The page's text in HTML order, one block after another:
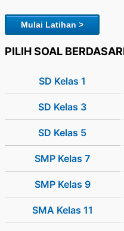
Mulai Latihan >
PILIH SOAL
SD Kelas 1
SD Kelas 3
SD Kelas 5
SMP Kelas 7
SMP Kelas 9
SMA Kelas 11